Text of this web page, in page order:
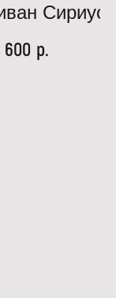
Сириус
600 р.